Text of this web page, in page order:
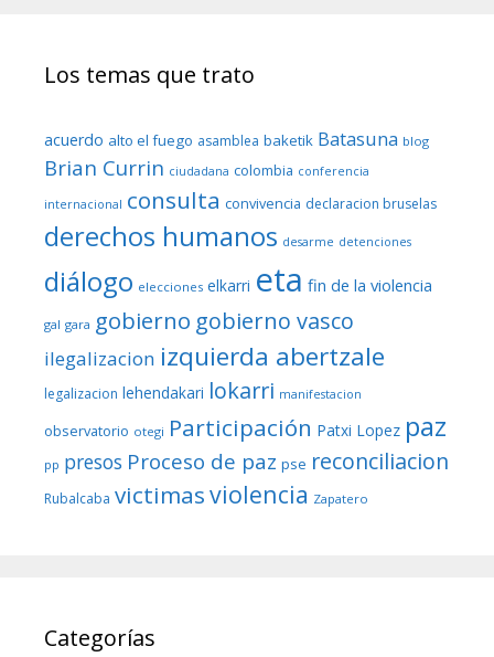
Los temas que trato
acuerdo alto el fuego asamblea baketik Batasuna blog
Brian Currin ciudadana colombia conferencia
internacional consulta convivencia declaracion bruselas
derechos humanos desarme detenciones
diálogo elecciones elkarri eta fin de la violencia
gal gara gobierno gobierno vasco
ilegalizacion izquierda abertzale
legalizacion lehendakari lokarri manifestacion
observatorio otegi Participación Patxi Lopez paz
pp presos Proceso de paz pse reconciliacion
Rubalcaba victimasviolencia Zapatero
Categorías